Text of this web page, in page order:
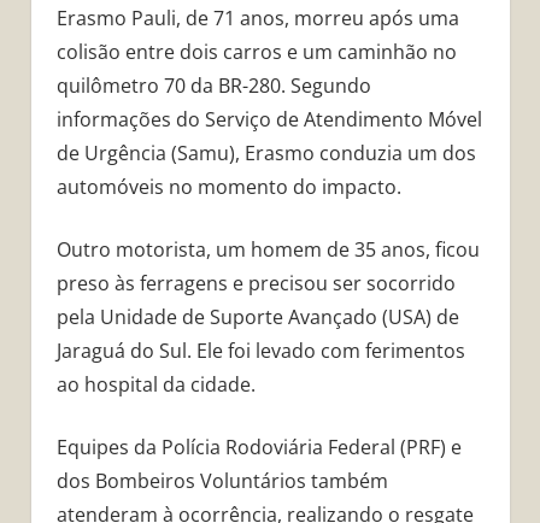
Erasmo Pauli, de 71 anos, morreu após uma
colisão entre dois carros e um caminhão no
quilômetro 70 da BR-280. Segundo
informações do Serviço de Atendimento Móvel
de Urgência (Samu), Erasmo conduzia um dos
automóveis no momento do impacto.
Outro motorista, um homem de 35 anos, ficou
preso às ferragens e precisou ser socorrido
pela Unidade de Suporte Avançado (USA) de
Jaraguá do Sul. Ele foi levado com ferimentos
ao hospital da cidade.
Equipes da Polícia Rodoviária Federal (PRF) e
dos Bombeiros Voluntários também
atenderam à ocorrência, realizando o resgate